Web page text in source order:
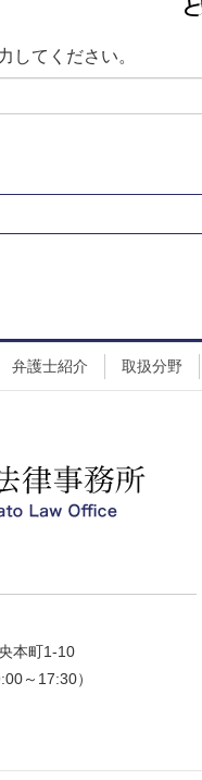
してください。
弁護士紹介 取扱分野
本町1-10
～17:30）